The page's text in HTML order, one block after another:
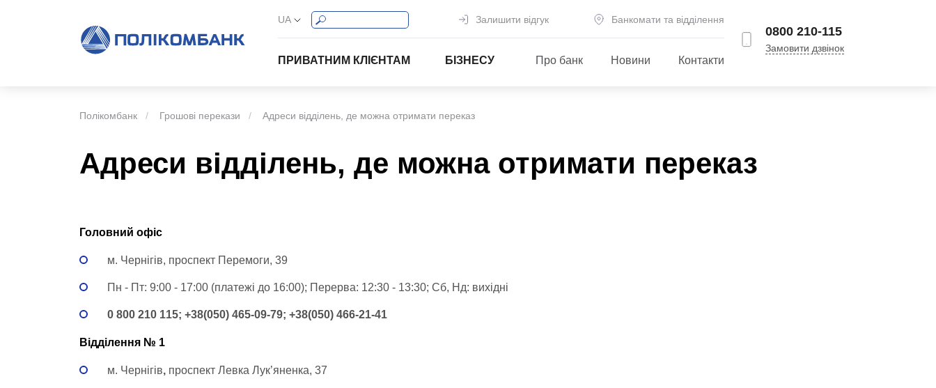
UA Залишити відгук Банкомати та відділення
ПРИВАТНИМ КЛІЄНТАМ БІЗНЕСУ Про банк Новини Контакти
0800 210-115
Замовити дзвінок
Полікомбанк Грошові перекази Адреси відділень, де можна отримати переказ
Адреси відділень, де можна отримати переказ
Головний офіс
м. Чернігів, проспект Перемоги, 39
Пн - Пт: 9:00 - 17:00 (платежі до 16:00); Перерва: 12:30 - 13:30; Сб, Нд: вихідні
0 800 210 115; +38(050) 465-09-79; +38(050) 466-21-41
Відділення № 1
м. Чернігів, проспект Левка Лук’яненка, 37